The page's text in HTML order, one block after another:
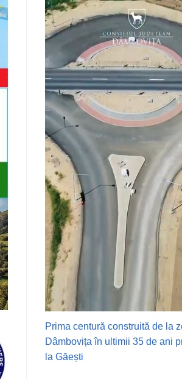
Prima centură construită de la
Dâmbovița în ultimii 35 de ani
la Găești